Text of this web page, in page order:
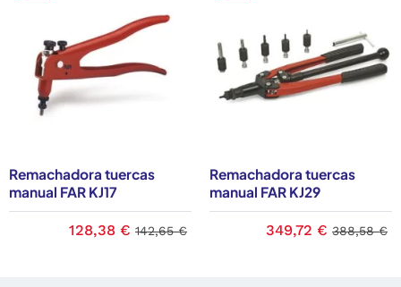
Remachadora tuercas
manual FAR KJ17
128,38 € 142,65 €
Remachadora tuercas
manual FAR KJ29
349,72 € 388,58 €